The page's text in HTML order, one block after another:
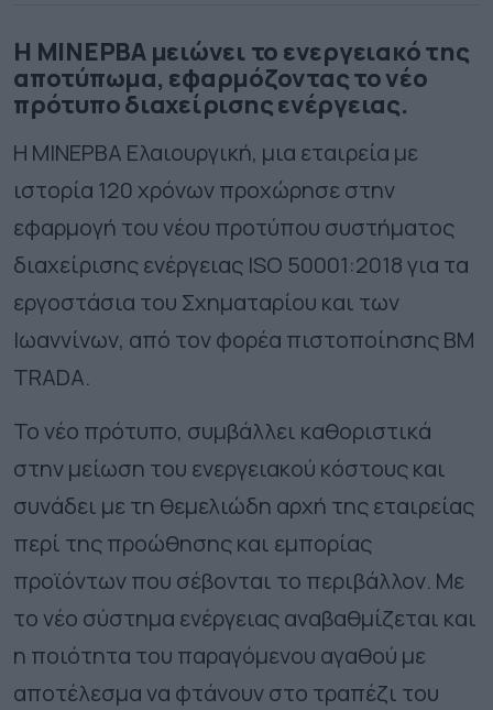
Η ΜΙΝΕΡΒΑ μειώνει το ενεργειακό της
αποτύπωμα, εφαρμόζοντας το νέο
πρότυπο διαχείρισης ενέργειας.
Η ΜΙΝΕΡΒΑ Ελαιουργική, μια εταιρεία με
ιστορία 120 χρόνων προχώρησε στην
εφαρμογή του νέου προτύπου συστήματος
διαχείρισης ενέργειας ISO 50001:2018 για τα
εργοστάσια του Σχηματαρίου και των
Ιωαννίνων, από τον φορέα πιστοποίησης BM
TRADA.
Το νέο πρότυπο, συμβάλλει καθοριστικά
στην μείωση του ενεργειακού κόστους και
συνάδει με τη θεμελιώδη αρχή της εταιρείας
περί της προώθησης και εμπορίας
προϊόντων που σέβονται το περιβάλλον. Με
το νέο σύστημα ενέργειας αναβαθμίζεται και
η ποιότητα του παραγόμενου αγαθού με
αποτέλεσμα να φτάνουν στο τραπέζι του